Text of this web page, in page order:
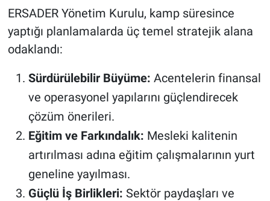
ERSADER Yönetim Kurulu, kamp süresince
yaptığı planlamalarda üç temel stratejik alana
odaklandı:
Sürdürülebilir Büyüme: Acentelerin finansal
ve operasyonel yapılarını güçlendirecek
çözüm önerileri.
Eğitim ve Farkındalık: Mesleki kalitenin
artırılması adına eğitim çalışmalarının yurt
geneline yayılması.
Güçlü İş Birlikleri: Sektör paydaşları ve